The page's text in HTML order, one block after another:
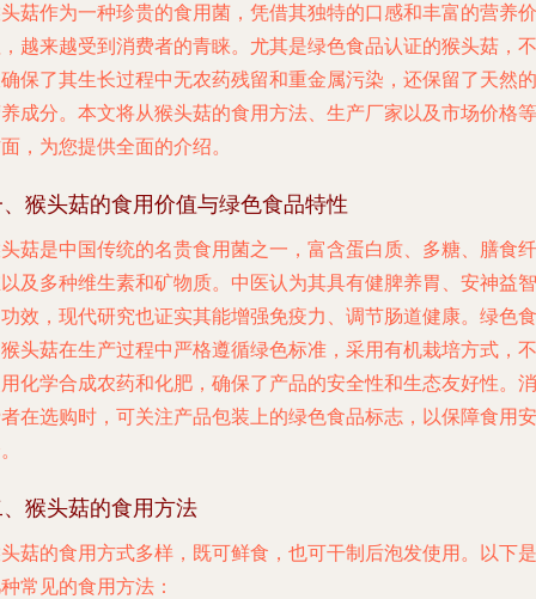
菇作为一种珍贵的食用菌，凭借其独特的口感和丰富的营养价
越来越受到消费者的青睐。尤其是绿色食品认证的猴头菇，不
保了其生长过程中无农药残留和重金属污染，还保留了天然的
成分。本文将从猴头菇的食用方法、生产厂家以及市场价格等
，为您提供全面的介绍。
猴头菇的食用价值与绿色食品特性
菇是中国传统的名贵食用菌之一，富含蛋白质、多糖、膳食纤
及多种维生素和矿物质。中医认为其具有健脾养胃、安神益智
效，现代研究也证实其能增强免疫力、调节肠道健康。绿色食
头菇在生产过程中严格遵循绿色标准，采用有机栽培方式，不
化学合成农药和化肥，确保了产品的安全性和生态友好性。消
在选购时，可关注产品包装上的绿色食品标志，以保障食用安
猴头菇的食用方法
菇的食用方式多样，既可鲜食，也可干制后泡发使用。以下是
常见的食用方法：